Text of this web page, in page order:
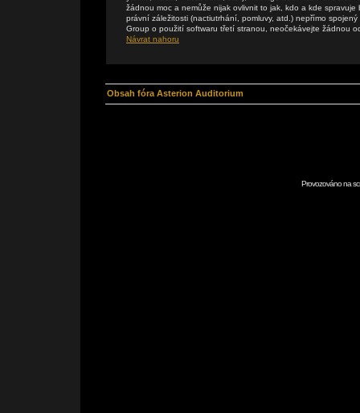
žádnou moc a nemůže nijak ovlivnit to jak, kdo a kde
právní záležitosti (nactiutrhání, pomluvy, atd.) nepřímo
Group o použití softwaru třetí stranou, neočekávejte žádnou
Návrat nahoru
Obsah fóra Asterion Auditorium
Provozováno na